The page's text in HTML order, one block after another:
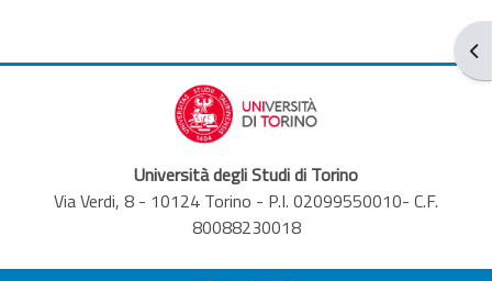
Università degli Studi di Torino
Via Verdi, 8 - 10124 Torino - P.I. 02099550010- C.F.
80088230018